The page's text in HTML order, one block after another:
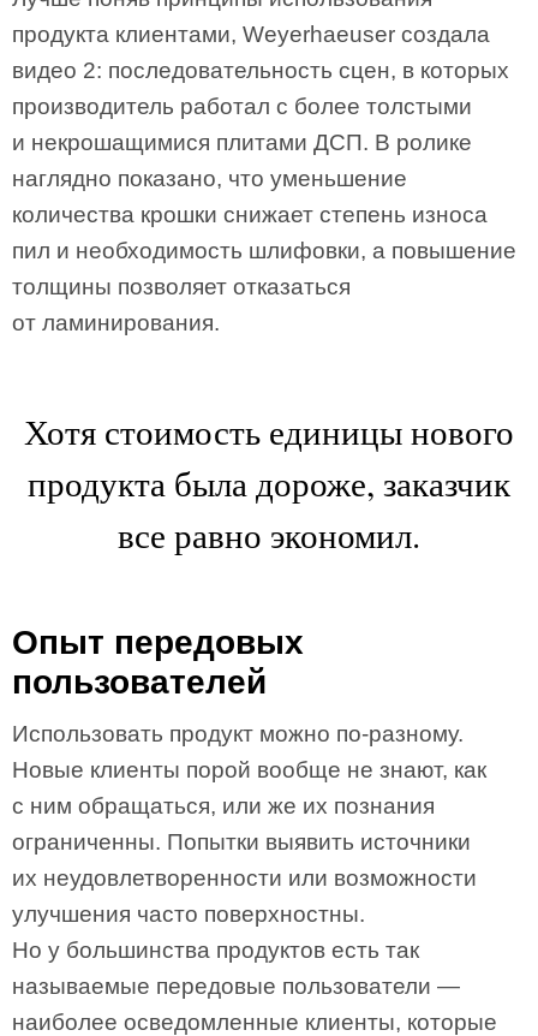
продукта клиентами, Weyerhaeuser создала
видео 2: последовательность сцен, в которых
производитель работал с более толстыми
и некрошащимися плитами ДСП. В ролике
наглядно показано, что уменьшение
количества крошки снижает степень износа
пил и необходимость шлифовки, а повышение
толщины позволяет отказаться
от ламинирования.
Хотя стоимость единицы нового
продукта была дороже, заказчик
все равно экономил.
Опыт передовых
пользователей
Использовать продукт можно по-разному.
Новые клиенты порой вообще не знают, как
с ним обращаться, или же их познания
ограниченны. Попытки выявить источники
их неудовлетворенности или возможности
улучшения часто поверхностны.
Но у большинства продуктов есть так
называемые передовые пользователи —
наиболее осведомленные клиенты, которые